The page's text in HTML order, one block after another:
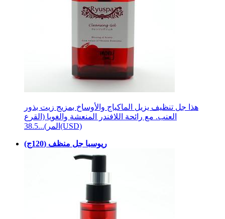
هذا جل تنظيف يزيل الماكياج والأوساخ بمزيج زيت بذور
العنب. مع رائحة اللافندر المنعشة والغويا (القرع
المر)... 38.5(USD)
ريوسبا جل منظف (120ج)